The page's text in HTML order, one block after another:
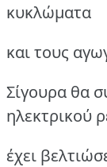
κυκλώματα
και τους
Σίγουρα θα
ηλεκτρικού
έχει